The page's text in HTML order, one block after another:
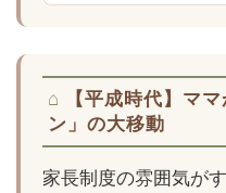
【平成時代】マ
ン」の大移動
家長制度の雰囲気が